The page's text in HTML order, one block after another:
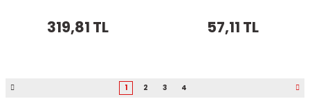
319,81 TL 57,11 TL
1 2 3 4